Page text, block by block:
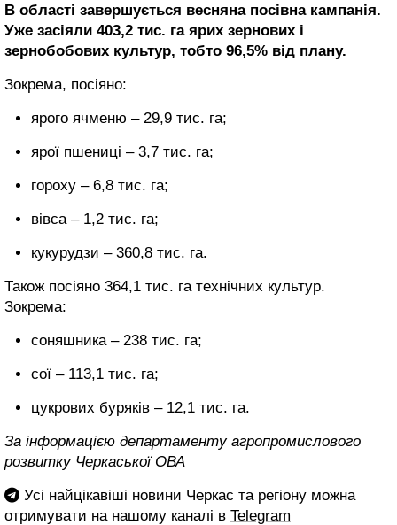
В області завершується весняна посівна кампанія.
Уже засіяли 403,2 тис. га ярих зернових і
зернобобових культур, тобто 96,5% від плану.
Зокрема, посіяно:
ярого ячменю – 29,9 тис. га;
ярої пшениці – 3,7 тис. га;
гороху – 6,8 тис. га;
вівса – 1,2 тис. га;
кукурудзи – 360,8 тис. га.
Також посіяно 364,1 тис. га технічних культур.
Зокрема:
соняшника – 238 тис. га;
сої – 113,1 тис. га;
цукрових буряків – 12,1 тис. га.
За інформацією департаменту агропромислового
розвитку Черкаської ОВА
Усі найцікавіші новини Черкас та регіону можна
отримувати на нашому каналі в Telegram